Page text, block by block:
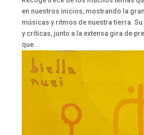
en nuestros inicios, mostrando la
músicas y ritmos de nuestra tierra. Su
y críticas, junto a la extensa gira de
que...